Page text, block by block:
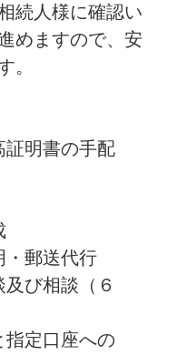
続人様に確認い
めますので、安
。
明書の手配
郵送代行
び相談（６
定口座への